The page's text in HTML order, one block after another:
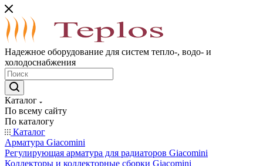
Надежное оборудование для систем тепло-, водо- и
холодоснабжения
Каталог
По всему сайту
По каталогу
Каталог
Арматура Giacomini
Регулирующая арматура для радиаторов Giacomini
Коллекторы и коллекторные сборки Giacomini